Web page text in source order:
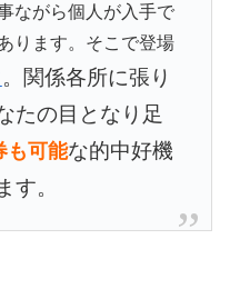
ながら個人が入手で
ります。そこで登場
。関係各所に張り
たの目となり足
も可能な的中好機
す。